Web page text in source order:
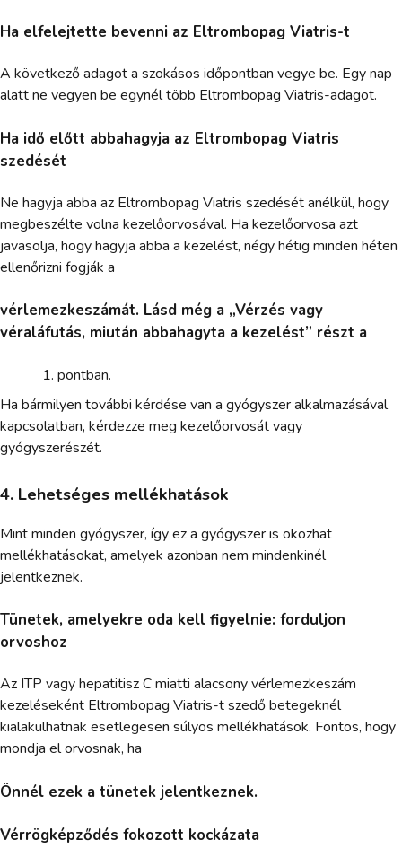
Ha elfelejtette bevenni az Eltrombopag Viatris-t
A következő adagot a szokásos időpontban vegye be. Egy nap
alatt ne vegyen be egynél több Eltrombopag Viatris-adagot.
Ha idő előtt abbahagyja az Eltrombopag Viatris
szedését
Ne hagyja abba az Eltrombopag Viatris szedését anélkül, hogy
megbeszélte volna kezelőorvosával. Ha kezelőorvosa azt
javasolja, hogy hagyja abba a kezelést, négy hétig minden héten
ellenőrizni fogják a
vérlemezkeszámát. Lásd még a „Vérzés vagy
véraláfutás, miután abbahagyta a kezelést” részt a
pontban.
Ha bármilyen további kérdése van a gyógyszer alkalmazásával
kapcsolatban, kérdezze meg kezelőorvosát vagy
gyógyszerészét.
4. Lehetséges mellékhatások
Mint minden gyógyszer, így ez a gyógyszer is okozhat
mellékhatásokat, amelyek azonban nem mindenkinél
jelentkeznek.
Tünetek, amelyekre oda kell figyelnie: forduljon
orvoshoz
Az ITP vagy hepatitisz C miatti alacsony vérlemezkeszám
kezeléseként Eltrombopag Viatris-t szedő betegeknél
kialakulhatnak esetlegesen súlyos mellékhatások. Fontos, hogy
mondja el orvosnak, ha
Önnél ezek a tünetek jelentkeznek.
Vérrögképződés fokozott kockázata